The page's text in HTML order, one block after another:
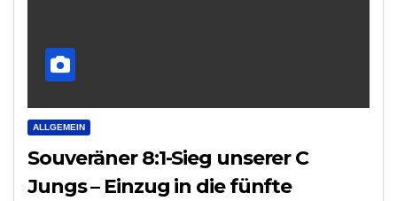
ALLGEMEIN
Souveräner 8:1-Sieg unserer C
Jungs – Einzug in die fünfte